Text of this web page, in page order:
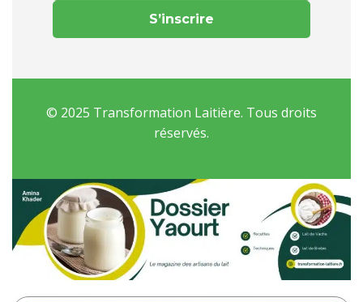
S’inscrire
© 2025 Transformation Laitière. Tous droits
réservés.